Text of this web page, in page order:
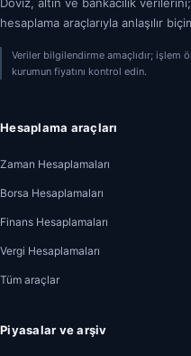
Döviz, altın ve bankacılık
hesaplama araçlarıyla anlaşılır
Veriler bilgilendirme amaçlıdır; işlem
kurumun fiyatını kontrol edin.
Hesaplama araçları
Zaman Hesaplamaları
Borsa Hesaplamaları
Finans Hesaplamaları
Vergi Hesaplamaları
Tüm araçlar
Piyasalar ve arşiv